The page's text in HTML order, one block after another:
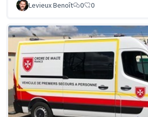
Levieux Benoît 0 0